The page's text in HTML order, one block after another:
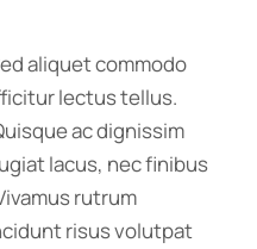
aliquet commodo
lectus tellus.
ac dignissim
lacus, nec finibus
rutrum
risus volutpat